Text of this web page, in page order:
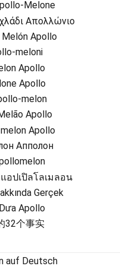
Melone
Απολλώνιο
Apollo
meloni
Apollo
Apollo
melon
Apollo
Apollo
Апполон
อปเปิลโลเมลอน
Gerçek
Apollo
32个事实
Deutsch